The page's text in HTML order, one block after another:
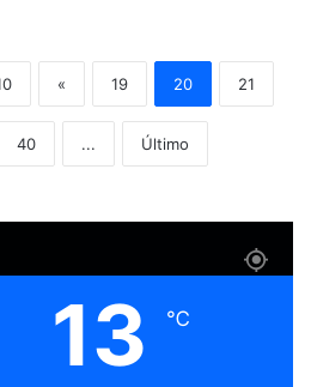
« 19 20 21
40 ... Último
13 ℃